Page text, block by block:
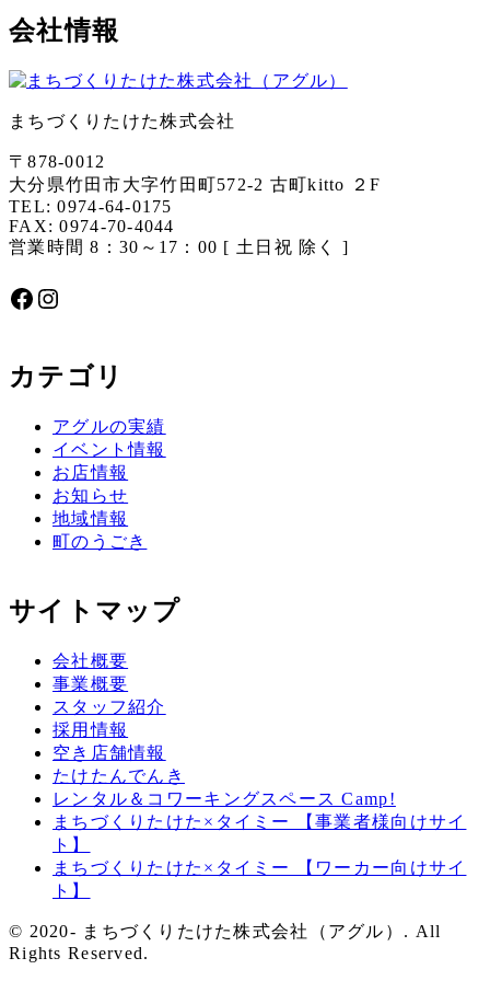
会社情報
まちづくりたけた株式会社
〒878-0012
大分県竹田市大字竹田町572-2 古町kitto ２F
TEL: 0974-64-0175
FAX: 0974-70-4044
営業時間 8：30～17：00 [ 土日祝 除く ]
Facebook Instagram
カテゴリ
アグルの実績
イベント情報
お店情報
お知らせ
地域情報
町のうごき
サイトマップ
会社概要
事業概要
スタッフ紹介
採用情報
空き店舗情報
たけたんでんき
レンタル＆コワーキングスペース Camp!
まちづくりたけた×タイミー 【事業者様向けサイ
ト】
まちづくりたけた×タイミー 【ワーカー向けサイ
ト】
© 2020- まちづくりたけた株式会社（アグル）. All
Rights Reserved.